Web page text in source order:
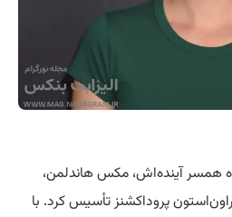
همراه همسر آینده‌اش، مکس هاندلمن،
پروداکشنز تأسیس کرد. با